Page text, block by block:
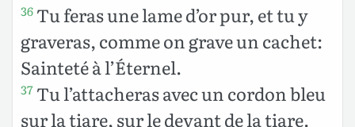
36 Tu feras une lame d’or pur, et tu y
graveras, comme on grave un cachet:
Sainteté à l’Éternel.
37 Tu l’attacheras avec un cordon bleu
sur la tiare, sur le devant de la tiare.